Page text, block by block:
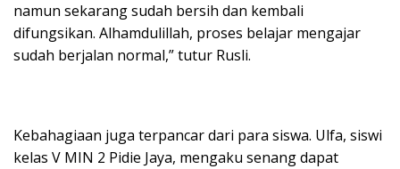
namun sekarang sudah bersih dan kembali
difungsikan. Alhamdulillah, proses belajar mengajar
sudah berjalan normal,” tutur Rusli.
Kebahagiaan juga terpancar dari para siswa. Ulfa, siswi
kelas V MIN 2 Pidie Jaya, mengaku senang dapat